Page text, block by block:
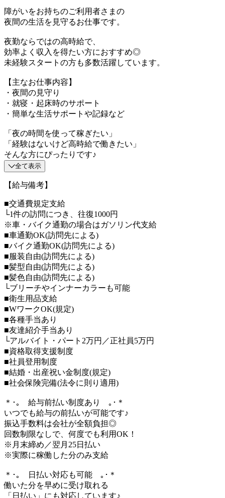
障がいをお持ちのご利用者さまの
夜間の生活を見守るお仕事です。
夜勤ならではの高時給で、
効率よく収入を得たい方におすすめ◎
未経験スタートの方も多数活躍しています。
【主なお仕事内容】
・夜間の見守り
・就寝・起床時のサポート
・簡単な生活サポートや記録など
「夜の時間を使って稼ぎたい」
「経験はないけど高時給で働きたい」
そんな方にぴったりです♪
全て表示
【給与備考】
■交通費規定支給
└1件の訪問につき、往復1000円
※車・バイク通勤の場合はガソリン代支給
■車通勤OK(訪問先による)
■バイク通勤OK(訪問先による)
■服装自由(訪問先による)
■髪型自由(訪問先による)
■髪色自由(訪問先による)
└ブリーチやインナーカラーも可能
■衛生用品支給
■WワークOK(規定)
■各種手当あり
■友達紹介手当あり
└アルバイト・パート2万円／正社員5万円
■資格取得支援制度
■社員登用制度
■結婚・出産祝い金制度(規定)
■社会保険完備(法令に則り適用)
＊･｡ 給与前払い制度あり ｡･＊
いつでも給与の前払いが可能です♪
振込手数料は会社が全額負担◎
回数制限なしで、何度でも利用OK！
※月末締め／翌月25日払い
※実際に稼働した分のみ支給
＊･｡ 日払い対応も可能 ｡･＊
働いた分を早めに受け取れる
「日払い」にも対応しています♪